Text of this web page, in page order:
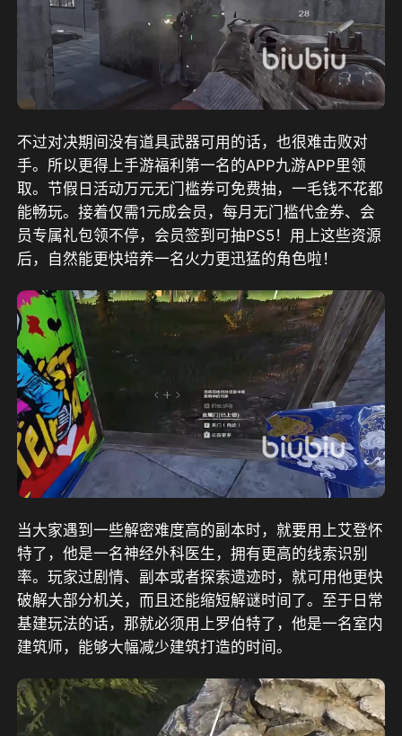
不过对决期间没有道具武器可用的话，也很难击败对
手。 所以更得上手游福利第一名的APP九游APP里领
取。节假日活动万元无门槛券可免费抽，一毛钱不花都
能畅玩。接着仅需1元成会员，每月无门槛代金券、会
员专属礼包领不停，会员签到可抽PS5！用上这些资源
后，自然能更快培养一名火力更迅猛的角色啦！
当大家遇到一些解密难度高的副本时，就要用上艾登怀
特了，他是一名神经外科医生，拥有更高的线索识别
率。玩家过剧情、副本或者探索遗迹时，就可用他更快
破解大部分机关，而且还能缩短解谜时间了。至于日常
基建玩法的话，那就必须用上罗伯特了，他是一名室内
建筑师，能够大幅减少建筑打造的时间。